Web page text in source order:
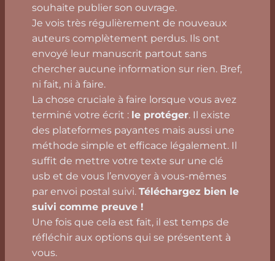
souhaite publier son ouvrage.
Je vois très régulièrement de nouveaux
auteurs complètement perdus. Ils ont
envoyé leur manuscrit partout sans
chercher aucune information sur rien. Bref,
ni fait, ni à faire.
La chose cruciale à faire lorsque vous avez
terminé votre écrit : le protéger. Il existe
des plateformes payantes mais aussi une
méthode simple et efficace légalement. Il
suffit de mettre votre texte sur une clé
usb et de vous l’envoyer à vous-mêmes
par envoi postal suivi. Téléchargez bien le
suivi comme preuve !
Une fois que cela est fait, il est temps de
réfléchir aux options qui se présentent à
vous.